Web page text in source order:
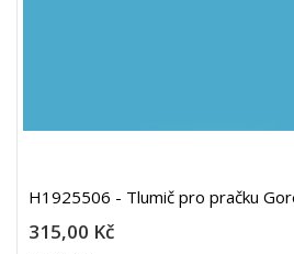
H1925506 - Tlumič pro pračku
315,00 Kč